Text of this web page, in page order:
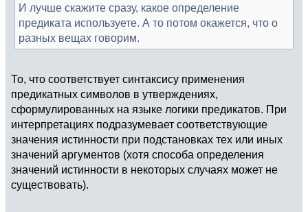
И лучше скажите сразу, какое определение
предиката используете. А то потом окажется, что о
разных вещах говорим.
То, что соответствует синтаксису применения
предикатных символов в утверждениях,
сформулированных на языке логики предикатов. При
интерпретациях подразумевает соответствующие
значения истинности при подстановках тех или иных
значений аргументов (хотя способа определения
значений истинности в некоторых случаях может не
существовать).